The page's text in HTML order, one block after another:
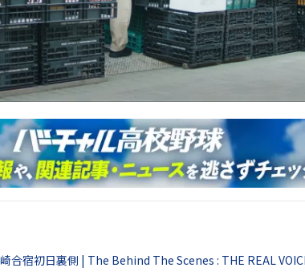
合宿初日裏側 | The Behind The Scenes : THE REAL